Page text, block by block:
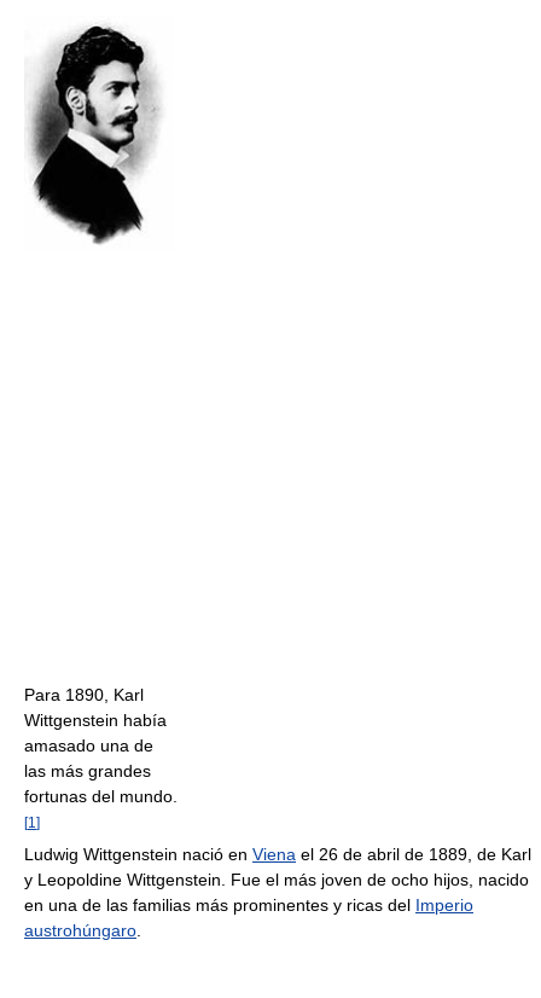
Para 1890, Karl
Wittgenstein había
amasado una de
las más grandes
fortunas del mundo.
[1 ]
Ludwig Wittgenstein nació en Viena el 26 de abril de 1889, de Karl
y Leopoldine Wittgenstein. Fue el más joven de ocho hijos, nacido
en una de las familias más prominentes y ricas del Imperio
austrohúngaro